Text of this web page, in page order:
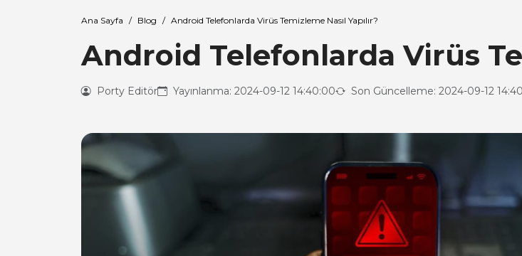
Ana Sayfa Blog Android Telefonlarda Virüs Temizleme Nasıl Yapılır?
Android Telefonlarda Virüs
Porty Editör Yayınlanma: 2024-09-12 14:40:00 Son Güncelleme: 2024-09-12